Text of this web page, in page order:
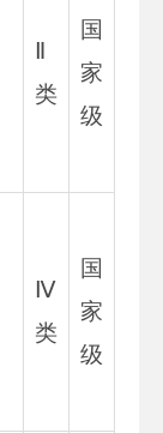
类
国
家
级
Ⅳ
类
国
家
级